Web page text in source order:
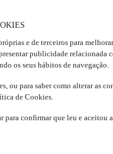
e de terceiros para
publicidade relacionada
os seus hábitos de navegação.
ou para saber como alterar as
de Cookies.
para confirmar que leu e aceitou